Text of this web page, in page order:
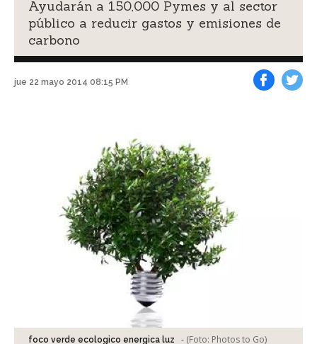
Ayudarán a 150,000 Pymes y al sector
público a reducir gastos y emisiones de
carbono
jue 22 mayo 2014 08:15 PM
foco verde ecologico energica luz - (Foto: Photos to Go)